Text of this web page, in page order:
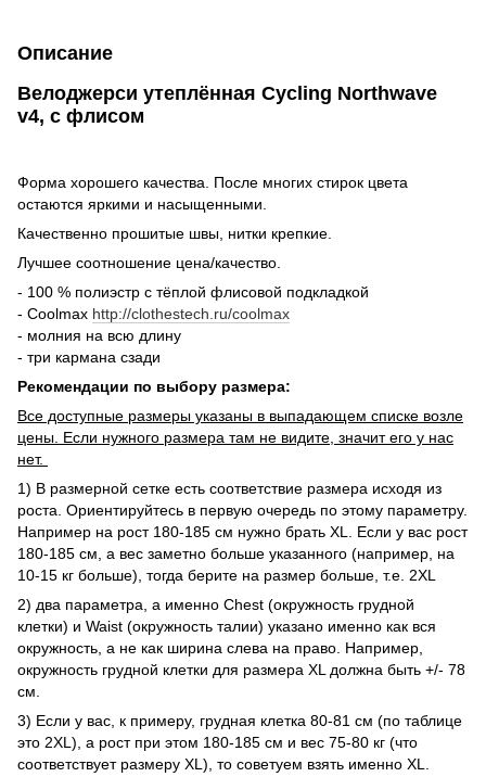
Описание
Велоджерси утеплённая Cycling Northwave
v4, с флисом
Форма хорошего качества. После многих стирок цвета
остаются яркими и насыщенными.
Качественно прошитые швы, нитки крепкие.
Лучшее соотношение цена/качество.
- 100 % полиэстр с тёплой флисовой подкладкой
- Coolmax http://clothestech.ru/coolmax
- молния на всю длину
- три кармана сзади
Рекомендации по выбору размера:
Все доступные размеры указаны в выпадающем списке возле
цены. Если нужного размера там не видите, значит его у нас
нет.
1) В размерной сетке есть соответствие размера исходя из
роста. Ориентируйтесь в первую очередь по этому параметру.
Например на рост 180-185 см нужно брать XL. Если у вас рост
180-185 см, а вес заметно больше указанного (например, на
10-15 кг больше), тогда берите на размер больше, т.е. 2XL
2) два параметра, а именно Chest (окружность грудной
клетки) и Waist (окружность талии) указано именно как вся
окружность, а не как ширина слева на право. Например,
окружность грудной клетки для размера XL должна быть +/- 78
см.
3) Если у вас, к примеру, грудная клетка 80-81 см (по таблице
это 2XL), а рост при этом 180-185 см и вес 75-80 кг (что
соответствует размеру XL), то советуем взять именно XL.